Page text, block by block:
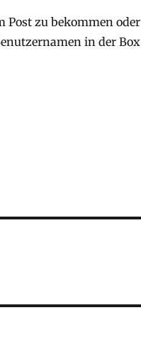
Post zu bekommen oder
in der Box